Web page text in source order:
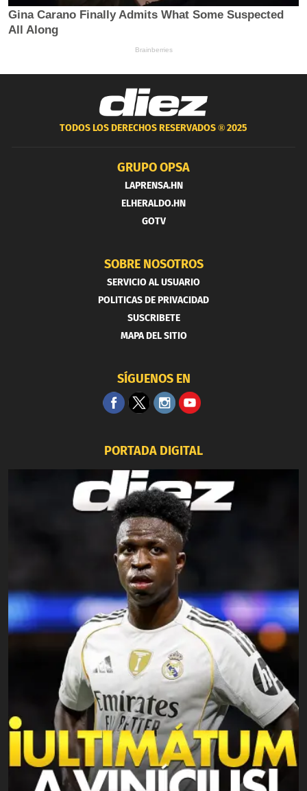
TODOS LOS DERECHOS RESERVADOS ®2025
GRUPO OPSA
LAPRENSA.HN
ELHERALDO.HN
GOTV
SOBRE NOSOTROS
SERVICIO AL USUARIO
POLITICAS DE PRIVACIDAD
SUSCRIBETE
MAPA DEL SITIO
SÍGUENOS EN
PORTADA DIGITAL